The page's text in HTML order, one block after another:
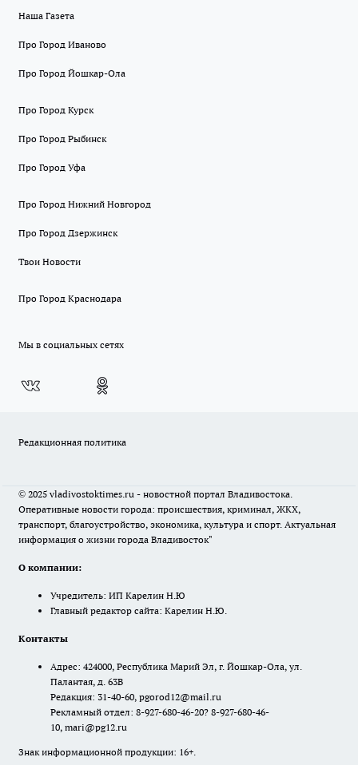
Наша Газета
Про Город Иваново
Про Город Йошкар-Ола
Про Город Курск
Про Город Рыбинск
Про Город Уфа
Про Город Нижний Новгород
Про Город Дзержинск
Твои Новости
Про Город Краснодара
Мы в социальных сетях
Редакционная политика
© 2025 vladivostoktimes.ru - новостной портал Владивостока.
Оперативные новости города: происшествия, криминал, ЖКХ,
транспорт, благоустройство, экономика, культура и спорт. Актуальная
информация о жизни города Владивосток"
О компании:
Учредитель: ИП Карелин Н.Ю
Главный редактор сайта: Карелин Н.Ю.
Контакты
Адрес: 424000, Республика Марий Эл, г. Йошкар-Ола, ул.
Палантая, д. 63В
Редакция: 31-40-60, pgorod12@mail.ru
Рекламный отдел: 8-927-680-46-20? 8-927-680-46-
10, mari@pg12.ru
Знак информационной продукции: 16+.